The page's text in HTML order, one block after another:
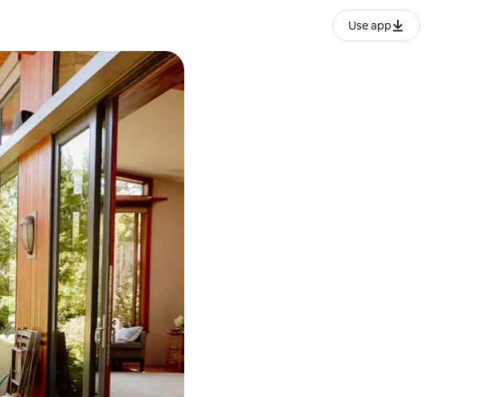
Use app
y hacia abajo, o bien tocando y deslizando la pantalla.